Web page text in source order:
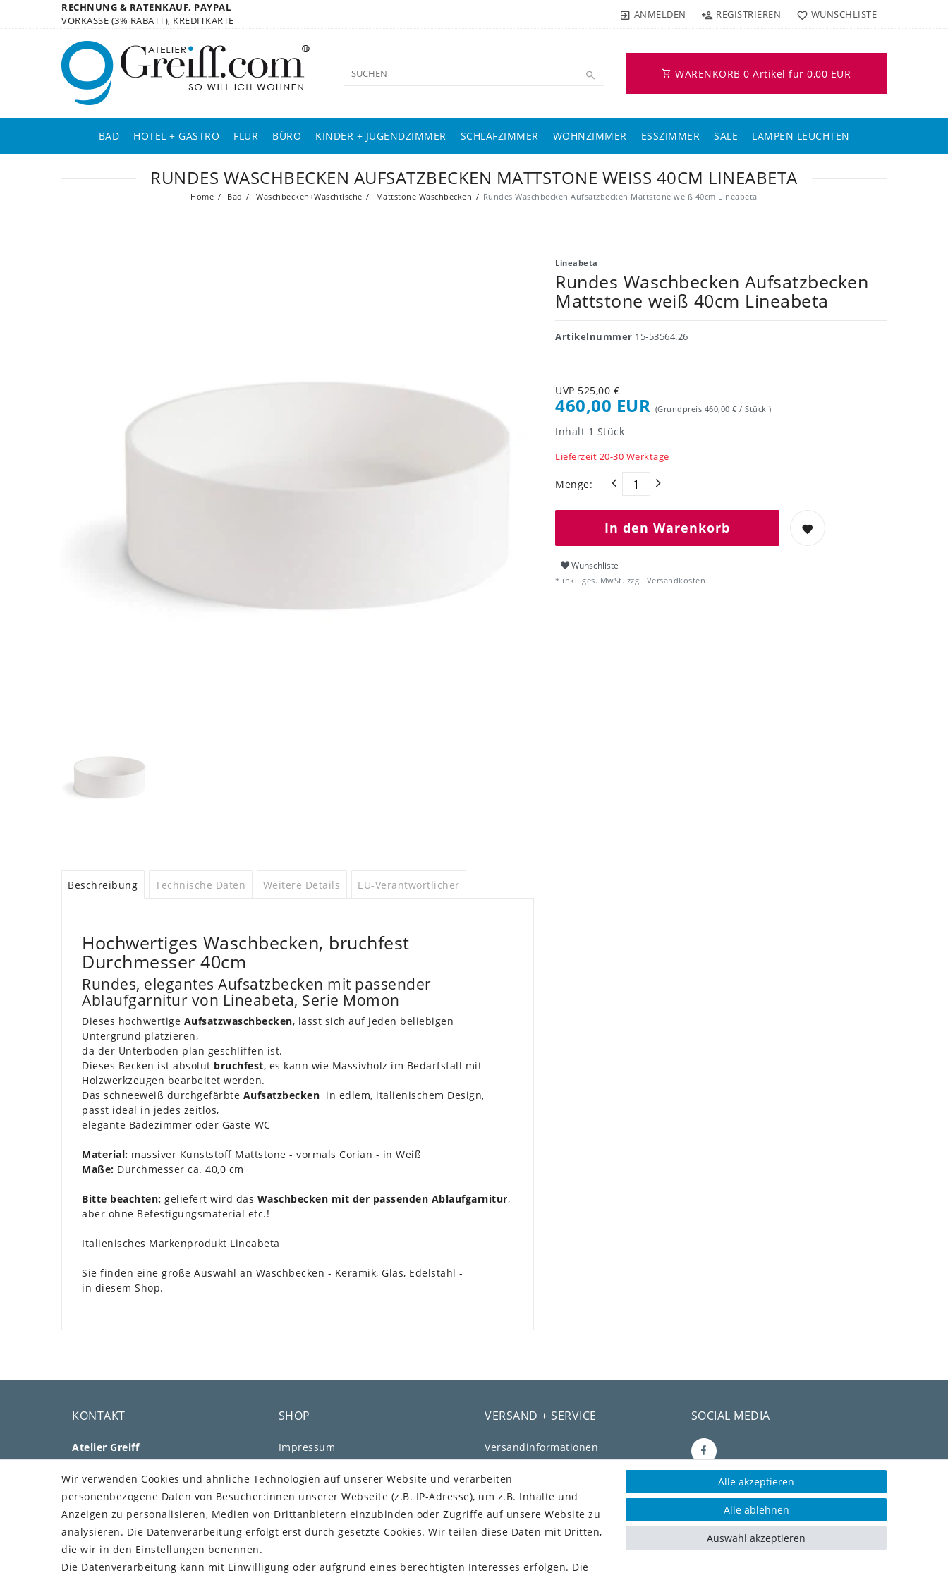
RECHNUNG & RATENKAUF, PAYPAL
VORKASSE (3% RABATT), KREDITKARTE
ANMELDEN REGISTRIEREN WUNSCHLISTE
WARENKORB 0 Artikel für 0,00 EUR
BAD HOTEL + GASTRO FLUR BÜRO KINDER + JUGENDZIMMER SCHLAFZIMMER WOHNZIMMER ESSZIMMER SALE LAMPEN LEUCHTEN
RUNDES WASCHBECKEN AUFSATZBECKEN MATTSTONE WEISS 40CM LINEABETA
Home Bad Waschbecken+Waschtische Mattstone Waschbecken Rundes Waschbecken Aufsatzbecken Mattstone weiß 40cm Lineabeta
Lineabeta
Rundes Waschbecken Aufsatzbecken
Mattstone weiß 40cm Lineabeta
Artikelnummer 15-53564.26
UVP 525,00 €
460,00 EUR (Grundpreis 460,00 € / Stück )
Inhalt 1 Stück
Lieferzeit 20-30 Werktage
Menge:
In den Warenkorb
Wunschliste
* inkl. ges. MwSt. zzgl. Versandkosten
Beschreibung Technische Daten Weitere Details EU-Verantwortlicher
Hochwertiges Waschbecken, bruchfest
Durchmesser 40cm
Rundes, elegantes Aufsatzbecken mit passender
Ablaufgarnitur von Lineabeta, Serie Momon
Dieses hochwertige Aufsatzwaschbecken, lässt sich auf jeden beliebigen
Untergrund platzieren,
da der Unterboden plan geschliffen ist.
Dieses Becken ist absolut bruchfest, es kann wie Massivholz im Bedarfsfall mit
Holzwerkzeugen bearbeitet werden.
Das schneeweiß durchgefärbte Aufsatzbecken in edlem, italienischem Design,
passt ideal in jedes zeitlos,
elegante Badezimmer oder Gäste-WC
Material: massiver Kunststoff Mattstone - vormals Corian - in Weiß
Maße: Durchmesser ca. 40,0 cm
Bitte beachten: geliefert wird das Waschbecken mit der passenden Ablaufgarnitur,
aber ohne Befestigungsmaterial etc.!
Italienisches Markenprodukt Lineabeta
Sie finden eine große Auswahl an Waschbecken - Keramik, Glas, Edelstahl -
in diesem Shop.
KONTAKT
Atelier Greiff
Aussiger Str. 25
91207 Lauf
Telefon: +49 176 73505308
E-Mail: mail@greiff.com
Über Uns
Kundenstimmen
SHOP
Impressum
Daten­schutz­erklärung
AGB
Barrierefreiheitserklärung
Widerrufs­recht
Vertrag widerrufen
VERSAND + SERVICE
Versandinformationen
Rückgabeinformationen
Zahlungsinformationen
Paypal
SOCIAL MEDIA
CONSULTING- UND
TEXTAGENTUR
Wir verwenden Cookies und ähnliche Technologien auf unserer Website und verarbeiten
personenbezogene Daten von Besucher:innen unserer Webseite (z.B. IP-Adresse), um z.B. Inhalte und
Anzeigen zu personalisieren, Medien von Drittanbietern einzubinden oder Zugriffe auf unsere Website zu
analysieren. Die Datenverarbeitung erfolgt erst durch gesetzte Cookies. Wir teilen diese Daten mit Dritten,
die wir in den Einstellungen benennen.
Die Datenverarbeitung kann mit Einwilligung oder aufgrund eines berechtigten Interesses erfolgen. Die
Alle akzeptieren
Alle ablehnen
Auswahl akzeptieren